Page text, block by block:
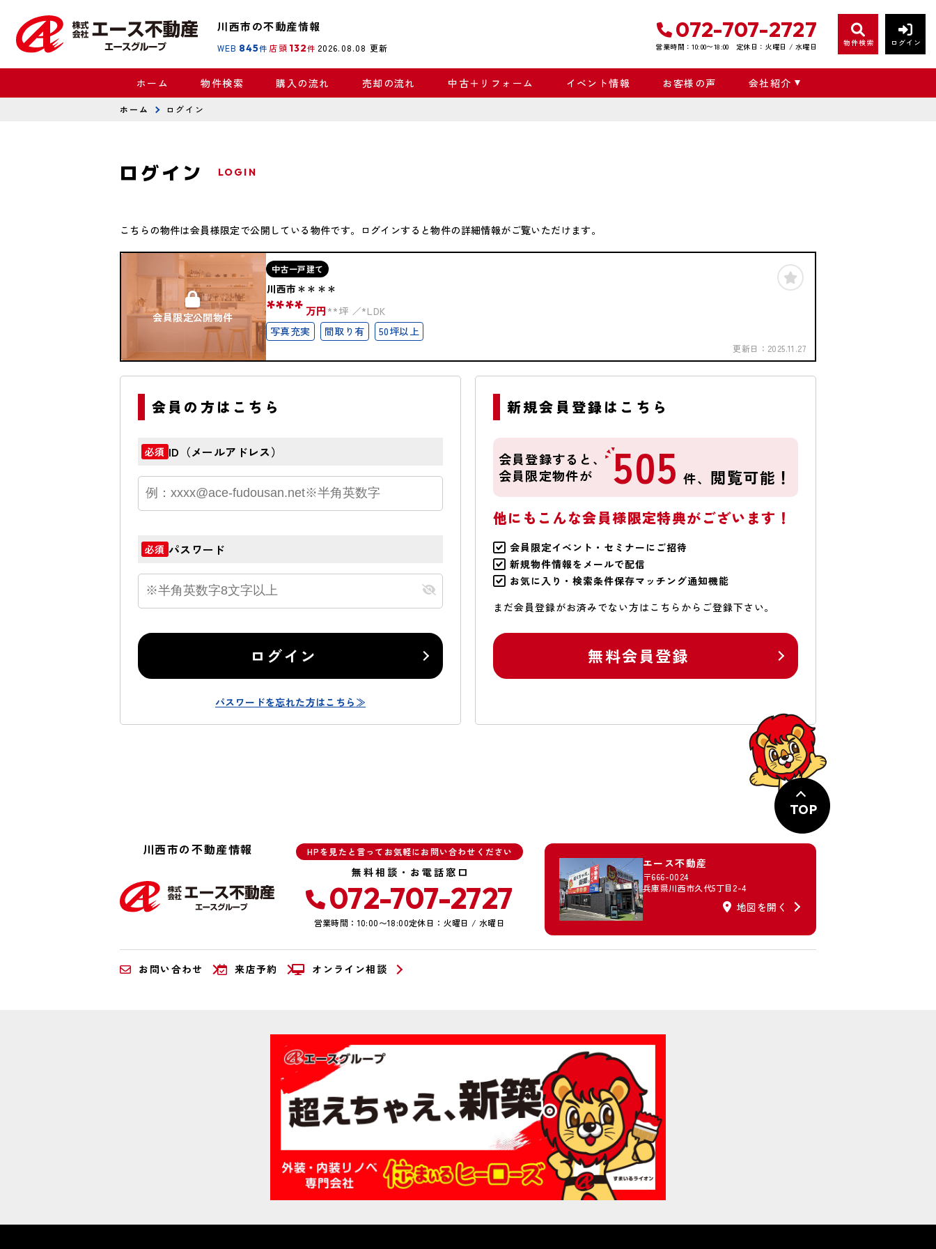
川西市の不動産情報
WEB 845件 店頭 132件 2026.08.08 更新
072-707-2727
営業時間：10:00〜18:00 定休日：火曜日 / 水曜日 物件検索 ログイン
ホーム 物件検索 購入の流れ 売却の流れ 中古＋リフォーム イベント情報 お客様の声 会社紹介
ホーム ログイン
ログイン LOGIN
こちらの物件は会員様限定で公開している物件です。ログインすると物件の詳細情報がご覧いただけます。
会員限定公開物件
中古一戸建て
川西市＊＊＊＊
****万円 **坪
*LDK
写真充実
間取り有 50坪以上
更新日： 2025.11.27
会員の方はこちら
必須 ID（メールアドレス）
必須 パスワード
ログイン
パスワードを忘れた方はこちら≫
新規会員登録はこちら
会員登録すると、
会員限定物件が
505 件、 閲覧可能！
他にもこんな会員様限定特典がございます！
会員限定イベント・セミナーにご招待
新規物件情報をメールで配信
お気に入り・検索条件保存マッチング通知機能
まだ会員登録がお済みでない方はこちらからご登録下さい。
無料会員登録
TOP
川西市の不動産情報 HPを見たと言ってお気軽にお問い合わせください
無料相談・お電話窓口
072-707-2727
営業時間：10:00〜18:00定休日：火曜日 / 水曜日
エース不動産
〒666-0024
兵庫県川西市久代5丁目2-4
地図を開く
お問い合わせ 来店予約 オンライン相談